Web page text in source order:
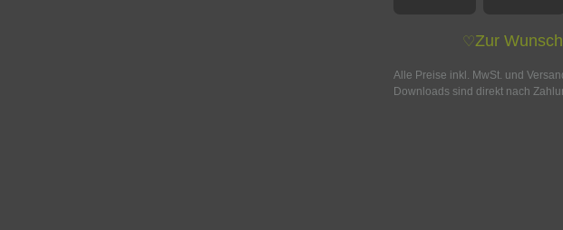
♡Zur
Alle Preise inkl. MwSt. und
Downloads sind direkt nach